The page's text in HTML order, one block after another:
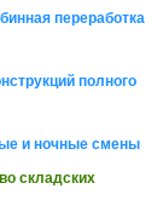
переработка
полного
и ночные смены
складских